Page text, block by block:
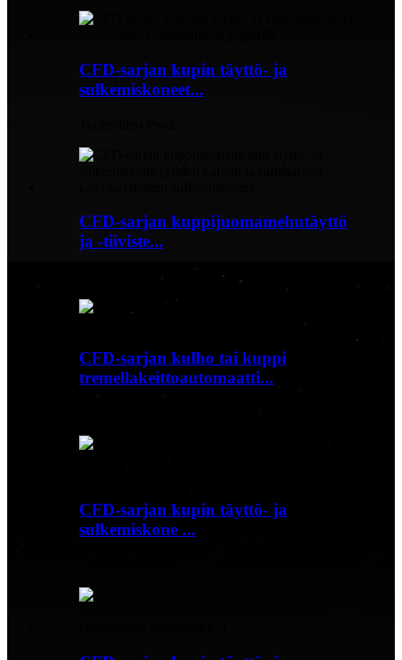
CFD-sarjan kupin täyttö- ja
sulkemiskoneet...
CFD-sarjan kuppijuomamehutäyttö
ja -tiiviste...
CFD-sarjan kulho tai kuppi
tremellakeittoautomaatti...
CFD-sarjan kupin täyttö- ja
sulkemiskone ...